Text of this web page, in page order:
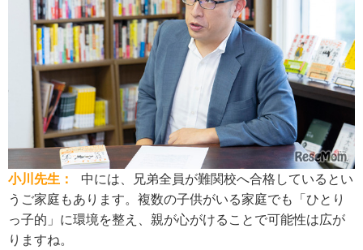
小川先生：
中には、兄弟全員が難関校へ合格しているとい
うご家庭もあります。複数の子供がいる家庭でも「ひとり
っ子的」に環境を整え、親が心がけることで可能性は広が
りますね。